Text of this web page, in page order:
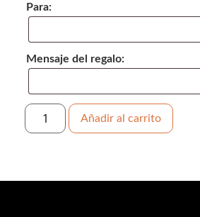
Para:
Mensaje del regalo:
Añadir al carrito